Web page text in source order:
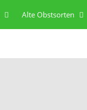
Alte Obstsorten